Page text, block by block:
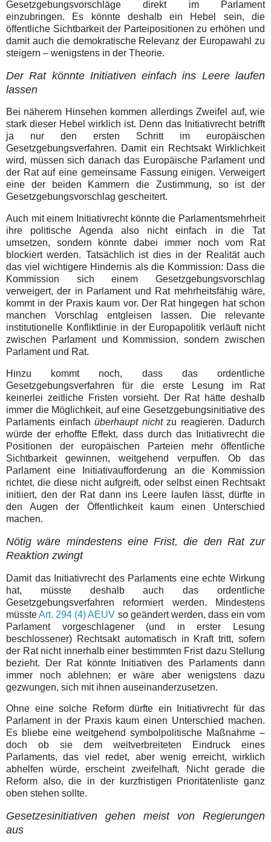
Gesetzgebungsvorschläge direkt im Parlament
einzubringen. Es könnte deshalb ein Hebel sein, die
öffentliche Sichtbarkeit der Parteipositionen zu erhöhen und
damit auch die demokratische Relevanz der Europawahl zu
steigern – wenigstens in der Theorie.
Der Rat könnte Initiativen einfach ins Leere laufen
lassen
Bei näherem Hinsehen kommen allerdings Zweifel auf, wie
stark dieser Hebel wirklich ist. Denn das Initiativrecht betrifft
ja nur den ersten Schritt im europäischen
Gesetzgebungsverfahren. Damit ein Rechtsakt Wirklichkeit
wird, müssen sich danach das Europäische Parlament und
der Rat auf eine gemeinsame Fassung einigen. Verweigert
eine der beiden Kammern die Zustimmung, so ist der
Gesetzgebungsvorschlag gescheitert.
Auch mit einem Initiativrecht könnte die Parlamentsmehrheit
ihre politische Agenda also nicht einfach in die Tat
umsetzen, sondern könnte dabei immer noch vom Rat
blockiert werden. Tatsächlich ist dies in der Realität auch
das viel wichtigere Hindernis als die Kommission: Dass die
Kommission sich einem Gesetzgebungsvorschlag
verweigert, der in Parlament und Rat mehrheitsfähig wäre,
kommt in der Praxis kaum vor. Der Rat hingegen hat schon
manchen Vorschlag entgleisen lassen. Die relevante
institutionelle Konfliktlinie in der Europapolitik verläuft nicht
zwischen Parlament und Kommission, sondern zwischen
Parlament und Rat.
Hinzu kommt noch, dass das ordentliche
Gesetzgebungsverfahren für die erste Lesung im Rat
keinerlei zeitliche Fristen vorsieht. Der Rat hätte deshalb
immer die Möglichkeit, auf eine Gesetzgebungsinitiative des
Parlaments einfach überhaupt nicht zu reagieren. Dadurch
würde der erhoffte Effekt, dass durch das Initiativrecht die
Positionen der europäischen Parteien mehr öffentliche
Sichtbarkeit gewinnen, weitgehend verpuffen. Ob das
Parlament eine Initiativaufforderung an die Kommission
richtet, die diese nicht aufgreift, oder selbst einen Rechtsakt
initiiert, den der Rat dann ins Leere laufen lässt, dürfte in
den Augen der Öffentlichkeit kaum einen Unterschied
machen.
Nötig wäre mindestens eine Frist, die den Rat zur
Reaktion zwingt
Damit das Initiativrecht des Parlaments eine echte Wirkung
hat, müsste deshalb auch das ordentliche
Gesetzgebungsverfahren reformiert werden. Mindestens
müssteArt. 294 (4) AEUV so geändert werden, dass ein vom
Parlament vorgeschlagener (und in erster Lesung
beschlossener) Rechtsakt automatisch in Kraft tritt, sofern
der Rat nicht innerhalb einer bestimmten Frist dazu Stellung
bezieht. Der Rat könnte Initiativen des Parlaments dann
immer noch ablehnen; er wäre aber wenigstens dazu
gezwungen, sich mit ihnen auseinanderzusetzen.
Ohne eine solche Reform dürfte ein Initiativrecht für das
Parlament in der Praxis kaum einen Unterschied machen.
Es bliebe eine weitgehend symbolpolitische Maßnahme –
doch ob sie dem weitverbreiteten Eindruck eines
Parlaments, das viel redet, aber wenig erreicht, wirklich
abhelfen würde, erscheint zweifelhaft. Nicht gerade die
Reform also, die in der kurzfristigen Prioritätenliste ganz
oben stehen sollte.
Gesetzesinitiativen gehen meist von Regierungen
aus